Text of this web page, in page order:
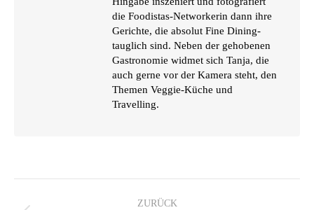
die Foodistas-Networkerin dann ihre
Gerichte, die absolut Fine Dining-
tauglich sind. Neben der gehobenen
Gastronomie widmet sich Tanja, die
auch gerne vor der Kamera steht, den
Themen Veggie-Küche und
Travelling.
ZURÜCK